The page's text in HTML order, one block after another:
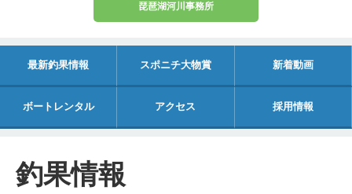
琵琶湖河川事務所
最新釣果情報 スポニチ大物賞 新着動画
ボートレンタル アクセス 採用情報
釣果情報